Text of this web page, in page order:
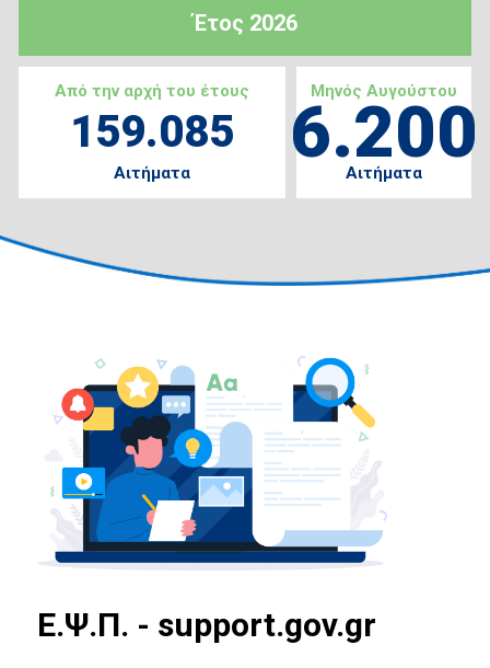
Έτος 2026
Από την αρχή του έτους
159.085
Αιτήματα
Μηνός Αυγούστου
6.200
Αιτήματα
E.Ψ.Π. - support.gov.gr